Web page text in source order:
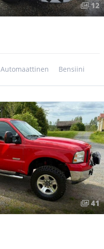
12
Automaattinen Bensiini
41